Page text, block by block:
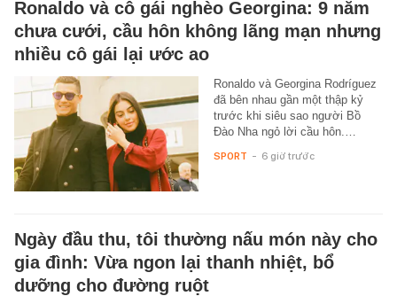
Ronaldo và cô gái nghèo Georgina: 9 năm
chưa cưới, cầu hôn không lãng mạn nhưng
nhiều cô gái lại ước ao
Ronaldo và Georgina Rodríguez
đã bên nhau gần một thập kỷ
trước khi siêu sao người Bồ
Đào Nha ngỏ lời cầu hôn.…
SPORT - 6 giờ trước
Ngày đầu thu, tôi thường nấu món này cho
gia đình: Vừa ngon lại thanh nhiệt, bổ
dưỡng cho đường ruột